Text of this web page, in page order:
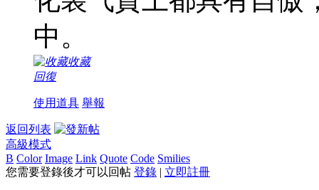
中。
收藏
回復
使用道具 舉報
返回列表
高級模式
B Color Image Link Quote Code Smilies
您需要登錄後才可以回帖 登錄 | 立即註冊